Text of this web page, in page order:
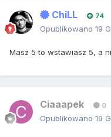
ChiLL 74
Opublikowano 19
Masz 5 to wstawiasz 5, a
Ciaaapek 0
Opublikowano 19